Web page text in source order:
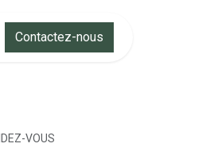
Contactez-nous
VOUS